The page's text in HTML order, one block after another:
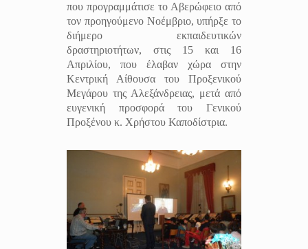
που προγραμμάτισε το Αβερώφειο από
τον προηγούμενο Νοέμβριο, υπήρξε το
διήμερο εκπαιδευτικών
δραστηριοτήτων, στις 15 και 16
Απριλίου, που έλαβαν χώρα στην
Κεντρική Αίθουσα του Προξενικού
Μεγάρου της Αλεξάνδρειας, μετά από
ευγενική προσφορά του Γενικού
Προξένου κ. Χρήστου Καποδίστρια.